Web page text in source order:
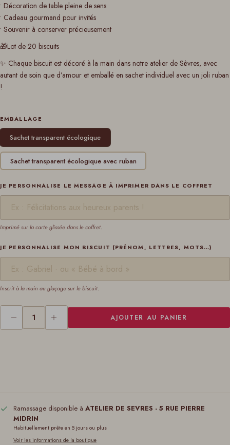
• Décoration de table pleine de sens
• Cadeau gourmand pour invités
• Souvenir à conserver précieusement
🎁Lot de 20 biscuits
✨ Chaque biscuit est décoré à la main dans notre atelier de Sèvres, avec
autant de soin que d’amour et emballé en sachet individuel avec un joli ruban
!
EMBALLAGE
Sachet transparent écologique
Sachet transparent écologique avec ruban
JE PERSONNALISE LE MESSAGE À IMPRIMER DANS LE COFFRET
Imprimé sur la carte glissée dans le coffret.
JE PERSONNALISE MON BISCUIT (PRÉNOM, LETTRES, MOTS…)
Inscrit à la main au glaçage sur le biscuit.
AJOUTER AU PANIER
Ramassage disponible à ATELIER DE SEVRES - 5 RUE PIERRE
MIDRIN
Habituellement prête en 5 jours ou plus
Voir les informations de la boutique